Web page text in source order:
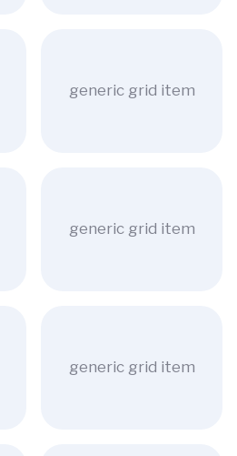
generic grid item
generic grid item
generic grid item